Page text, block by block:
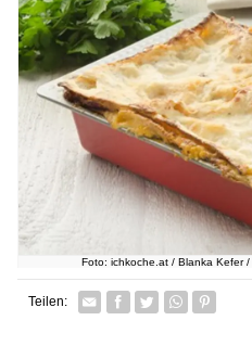
Foto: ichkoche.at / Blanka Kefer
Teilen: Facebook
TwitterWhatsapp
Pin it